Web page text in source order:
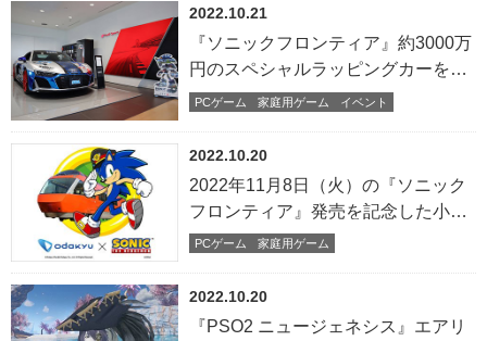
2022.10.21
PCゲーム 家庭用ゲーム イベント
『ソニックフロンティア』約3000万
円のスペシャルラッピングカーを制
作！
2022.10.20
PCゲーム 家庭用ゲーム
2022年11月8日（火）の『ソニック
フロンティア』発売を記念した小田
急電鉄とのコラボキャンペーンが本
2022.10.20
『PSO2 ニュージェネシス』エアリ